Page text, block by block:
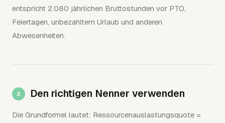
entspricht 2.080 jährlichen Bruttostunden vor PTO,
Feiertagen, unbezahltem Urlaub und anderen
Abwesenheiten.
Den richtigen Nenner verwenden
Die Grundformel lautet: Ressourcenauslastungsquote =